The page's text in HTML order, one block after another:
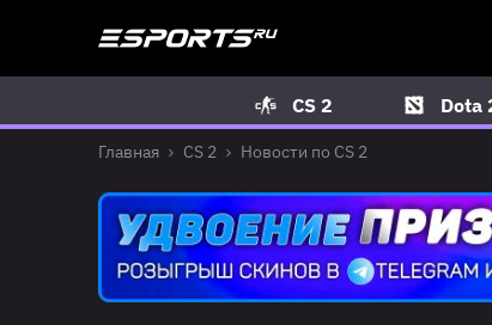
CS 2 Dota
Главная CS 2 Новости по CS 2